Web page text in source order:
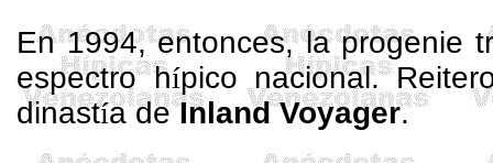
En 1994, entonces, la progenie
espectro hípico nacional.
dinastía deInland Voyager.